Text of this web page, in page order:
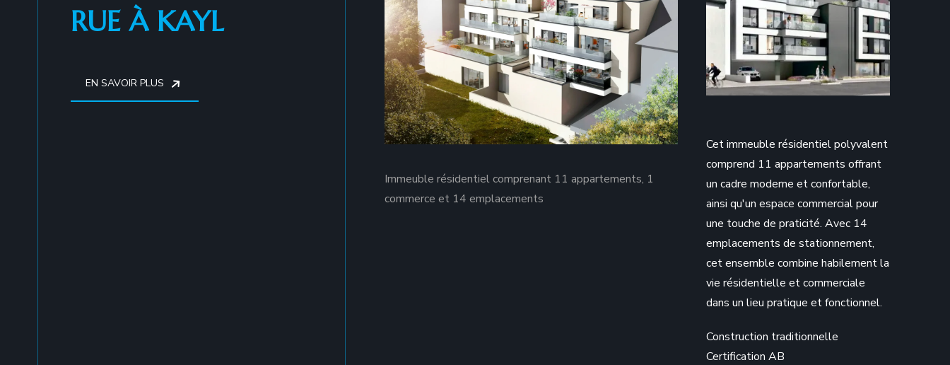
RUE À KAYL
EN SAVOIR PLUS
Immeuble résidentiel comprenant 11 appartements, 1
commerce et 14 emplacements
Cet immeuble résidentiel polyvalent
comprend 11 appartements offrant
un cadre moderne et confortable,
ainsi qu'un espace commercial pour
une touche de praticité. Avec 14
emplacements de stationnement,
cet ensemble combine habilement la
vie résidentielle et commerciale
dans un lieu pratique et fonctionnel.
Construction traditionnelle
Certification AB